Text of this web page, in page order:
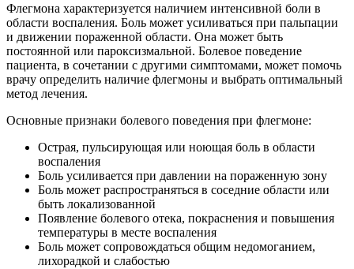
Флегмона характеризуется наличием интенсивной боли в
области воспаления. Боль может усиливаться при пальпации
и движении пораженной области. Она может быть
постоянной или пароксизмальной. Болевое поведение
пациента, в сочетании с другими симптомами, может помочь
врачу определить наличие флегмоны и выбрать оптимальный
метод лечения.
Основные признаки болевого поведения при флегмоне:
Острая, пульсирующая или ноющая боль в области
воспаления
Боль усиливается при давлении на пораженную зону
Боль может распространяться в соседние области или
быть локализованной
Появление болевого отека, покраснения и повышения
температуры в месте воспаления
Боль может сопровождаться общим недомоганием,
лихорадкой и слабостью